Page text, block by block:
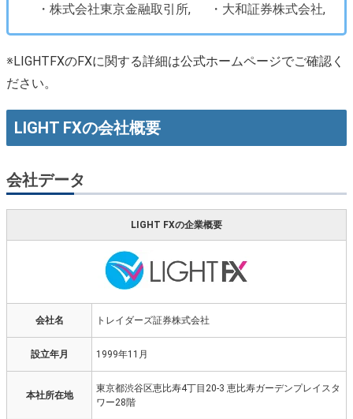
・株式会社東京金融取引所,
・大和証券株式会社,
※LIGHTFXのFXに関する詳細は公式ホームページでご確認く
ださい。
LIGHT FXの会社概要
会社データ
LIGHT FXの企業概要
会社名 トレイダーズ証券株式会社
設立年月 1999年11月
本社所在地
東京都渋谷区恵比寿4丁目20-3 恵比寿ガーデンプレイスタ
ワー28階